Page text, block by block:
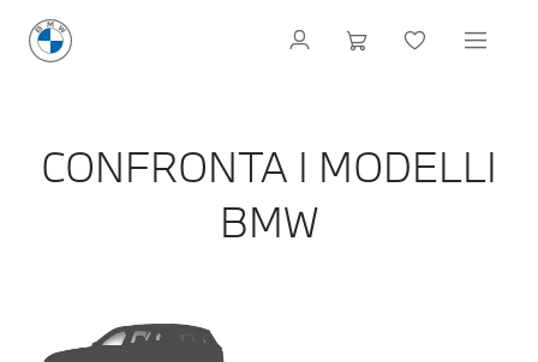
CONFRONTA I MODELLI
BMW